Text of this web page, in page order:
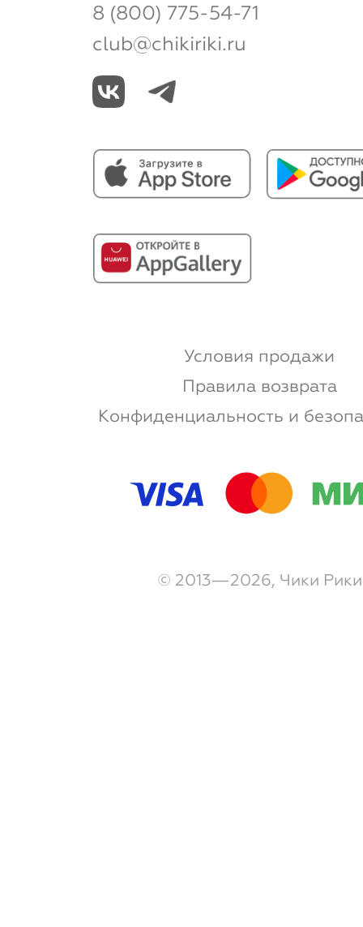
8 (800) 775-54-71
club@chikiriki.ru
Условия продажи
Правила возврата
Конфиденциальность и
© 2013—2026, Чики Рики